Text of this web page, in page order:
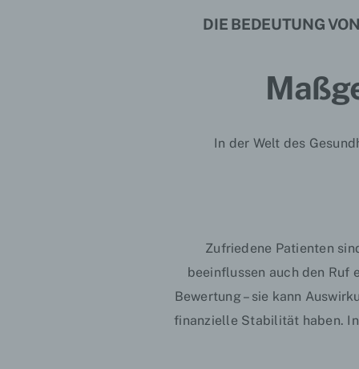
DIE BEDEUTUNG
In der Welt des
Zufriedene Patienten
beeinflussen auch den Ruf
Bewertung – sie kann
finanzielle Stabilität haben.